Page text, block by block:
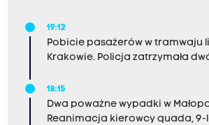
19:12
Pobicie pasażerów w tramwaju
Krakowie. Policja zatrzymała
18:15
Dwa poważne wypadki w
Reanimacja kierowcy quada, 9-